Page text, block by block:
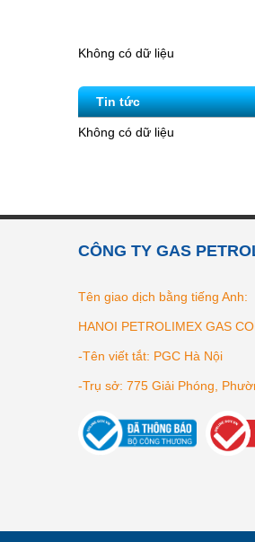
Không có dữ liệu
Tin tức
Không có dữ liệu
CÔNG TY GAS
Tên giao dịch bằng tiếng Anh:
HANOI PETROLIMEX GAS
-Tên viết tắt: PGC Hà Nội
-Trụ sở: 775 Giải Phóng,